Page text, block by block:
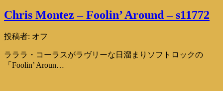
Chris Montez – Foolin’ Around – s11772
投稿者: オフ
ラララ・コーラスがラヴリーな日溜まりソフトロックの
「Foolin’ Aroun…